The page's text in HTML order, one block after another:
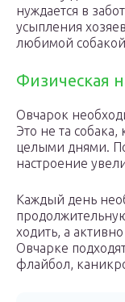
нуждается в
усыпления
любимой
Физическая
Овчарок
Это не та собака,
целыми днями.
настроение
Каждый день
ходить, а
Овчарке
флайбол,